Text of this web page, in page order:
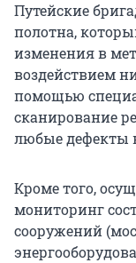
Путейские
полотна,
изменения в
воздействием
помощью
сканирование
любые дефекты
Кроме того,
мониторинг
сооружений